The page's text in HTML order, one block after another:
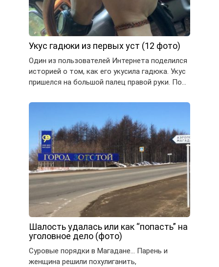
Укус гадюки из первых уст (12 фото)
Один из пользователей Интернета поделился
историей о том, как его укусила гадюка. Укус
пришелся на большой палец правой руки. По…
Шалость удалась или как “попасть” на
уголовное дело (фото)
Суровые порядки в Магадане… Парень и
женщина решили похулиганить,